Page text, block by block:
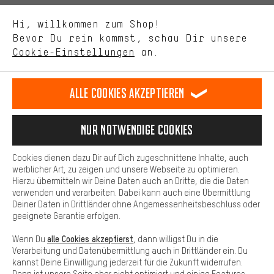
Sprache"
Deutsch
DE english
EN español
ES français
FR
VERTRAG WIDERRUFEN Aachener Community Affiliateprogramm
Datenschutz Allgemeine Geschäftsbedingungen
Hinweisgebersystem Hinweise zur Batterieentsorgung
Cookie-Einstellungen Kontrast ändern
Alle Preise verstehen sich in Euro und exkl. MwSt zuzüglich
Versandkostenfür Lieferung nachUSA.
Hi, willkommen zum Shop!
Bevor Du rein kommst, schau Dir unsere
Cookie-Einstellungen an.
Uns interessiert, was Du in unserem Shop suchst und brauchst.
selbst Einfluss auf die Verbesserung unserer Webseite und
unseres Shop-Angebots.
Dein Shopping-Erlebnis wird komfortabler. Mit Komfort-Cookies
stellen wir Verknüpfungen zu Social Media Plattformen her. So
können wir dir weitere nützliche Inhalte und Informationen zur
Verfügung stellen. Zudem hast du die Möglichkeit zusätzliche
Services zu nutzen, die es dir erleichtern die richtigen Produkte zu
finden. Beispielsweise bieten wir eine Chat-Funktion an, damit
Fragen schnell und unkompliziert beantwortet werden können.
Basis
Basis-Cookies gewährleisten, dass Du unsere Webseite
grundsätzlich nutzen kannst.
Alle Cookies akzeptieren
Nur Notwendige Cookies
Cookies dienen dazu Dir auf Dich zugeschnittene Inhalte, auch
werblicher Art, zu zeigen und unsere Webseite zu optimieren.
Hierzu übermitteln wir Deine Daten auch an Dritte, die die Daten
verwenden und verarbeiten. Dabei kann auch eine Übermittlung
Deiner Daten in Drittländer ohne Angemessenheitsbeschluss oder
geeignete Garantie erfolgen.
Wenn Du alle Cookies akzeptierst , dann willigst Du in die
Verarbeitung und Datenübermittlung auch in Drittländer ein. Du
kannst Deine Einwilligung jederzeit für die Zukunft widerrufen.